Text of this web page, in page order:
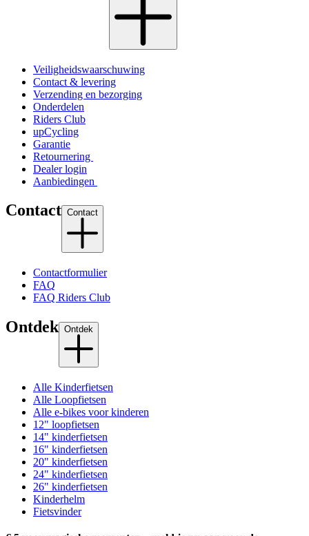
Veiligheidswaarschuwing
Contact & levering
Verzending en bezorging
Onderdelen
Riders Club
upCycling
Garantie
Retournering
Dealer login
Aanbiedingen
Contact Contact
Contactformulier
FAQ
FAQ Riders Club
Ontdek Ontdek
Alle Kinderfietsen
Alle Loopfietsen
Alle e-bikes voor kinderen
12" loopfietsen
14" kinderfietsen
16" kinderfietsen
20" kinderfietsen
24" kinderfietsen
26" kinderfietsen
Kinderhelm
Fietsvinder